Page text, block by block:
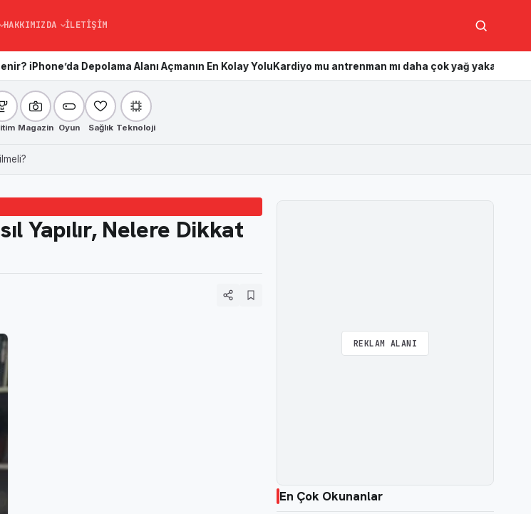
HAKKIMIZDA İLETIŞIM Ara
Alanı Açmanın En Kolay YoluKardiyo mu antrenman mı daha çok yağ yakar? Hangisi daha
Magazin Oyun Sağlık Teknoloji
Yapılır, Nelere Dikkat
REKLAM ALANI
En Çok Okunanlar